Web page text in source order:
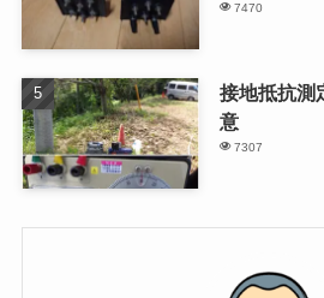
7470
接地抵抗測
意
7307